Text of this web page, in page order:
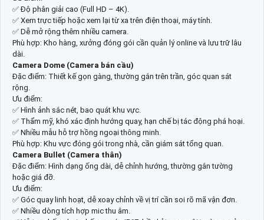
✅ Độ phân giải cao (Full HD – 4K).
✅ Xem trực tiếp hoặc xem lại từ xa trên điện thoại, máy tính.
✅ Dễ mở rộng thêm nhiều camera.
Phù hợp: Kho hàng, xưởng đóng gói cần quản lý online và lưu trữ lâu
dài.
Camera Dome (Camera bán cầu)
Đặc điểm: Thiết kế gọn gàng, thường gắn trên trần, góc quan sát
rộng.
Ưu điểm:
✅ Hình ảnh sắc nét, bao quát khu vực.
✅ Thẩm mỹ, khó xác định hướng quay, hạn chế bị tác động phá hoại.
✅ Nhiều mẫu hỗ trợ hồng ngoại thông minh.
Phù hợp: Khu vực đóng gói trong nhà, cần giám sát tổng quan.
Camera Bullet (Camera thân)
Đặc điểm: Hình dạng ống dài, dễ chỉnh hướng, thường gắn tường
hoặc giá đỡ.
Ưu điểm:
✅ Góc quay linh hoạt, dễ xoay chỉnh về vị trí cần soi rõ mã vận đơn.
✅ Nhiều dòng tích hợp mic thu âm.